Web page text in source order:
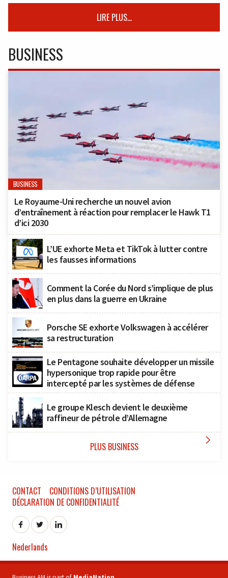
LIRE PLUS...
BUSINESS
BUSINESS
Le Royaume-Uni recherche un nouvel avion
d’entraînement à réaction pour remplacer le Hawk T1
d’ici 2030
L’UE exhorte Meta et TikTok à lutter contre
les fausses informations
Comment la Corée du Nord s’implique de plus
en plus dans la guerre en Ukraine
Porsche SE exhorte Volkswagen à accélérer
sa restructuration
Le Pentagone souhaite développer un missile
hypersonique trop rapide pour être
intercepté par les systèmes de défense
Le groupe Klesch devient le deuxième
raffineur de pétrole d’Allemagne
PLUS BUSINESS 
CONTACT
CONDITIONS D’UTILISATION
DÉCLARATION DE CONFIDENTIALITÉ
Nederlands